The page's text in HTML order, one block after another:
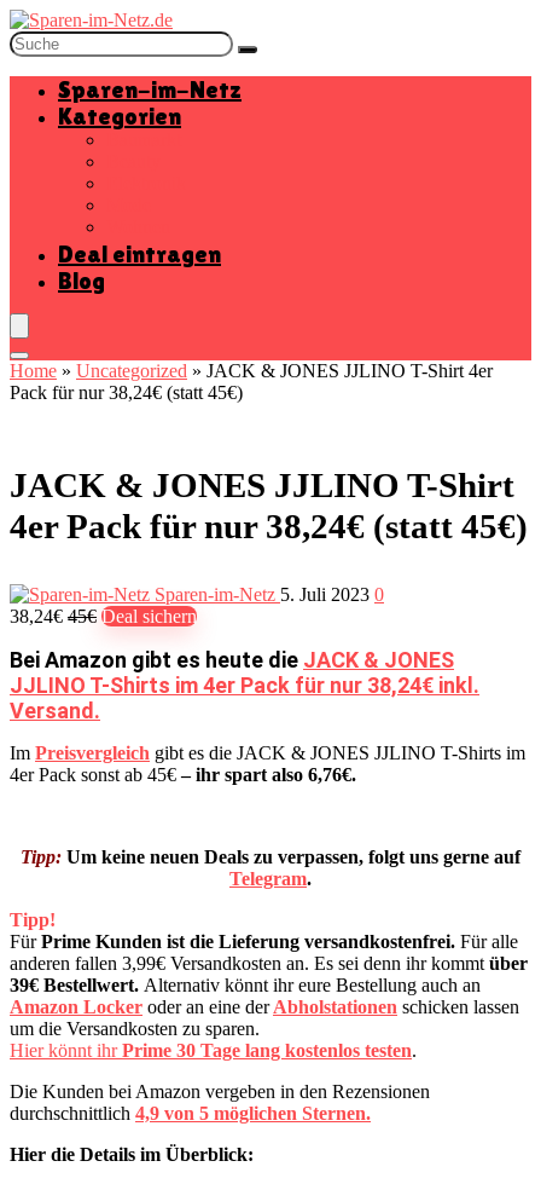
Sparen-im-Netz
Kategorien
Deal eintragen
Blog
Home » Uncategorized » JACK & JONES JJLINO T-Shirt 4er
Pack für nur 38,24€ (statt 45€)
JACK & JONES JJLINO T-Shirt
4er Pack für nur 38,24€ (statt 45€)
Sparen-im-Netz 5. Juli 2023 0
38,24€ 45€ Deal sichern
Bei Amazon gibt es heute die JACK & JONES
JJLINO T-Shirts im 4er Pack für nur 38,24€ inkl.
Versand.
Im Preisvergleich gibt es die JACK & JONES JJLINO T-Shirts im
4er Pack sonst ab 45€– ihr spart also 6,76€.
Tipp: Um keine neuen Deals zu verpassen, folgt uns gerne auf
Telegram.
Tipp!
FürPrime Kunden ist die Lieferung versandkostenfrei. Für alle
anderen fallen 3,99€ Versandkosten an. Es sei denn ihr kommt über
39€ Bestellwert. Alternativ könnt ihr eure Bestellung auch an
Amazon Locker oder an eine der Abholstationen schicken lassen
um die Versandkosten zu sparen.
Hier könnt ihrPrime 30 Tage lang kostenlos testen.
Die Kunden bei Amazon vergeben in den Rezensionen
durchschnittlich 4,9 von 5 möglichen Sternen.
Hier die Details im Überblick: